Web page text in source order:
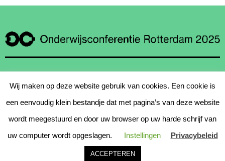
Een initiatief van de
en samenwerkingsverbanden
Wij maken op deze website gebruik van cookies. Een cookie is
een eenvoudig klein bestandje dat met pagina’s van deze website
wordt meegestuurd en door uw browser op uw harde schrijf van
uw computer wordt opgeslagen.
Instellingen Privacybeleid
ACCEPTEREN